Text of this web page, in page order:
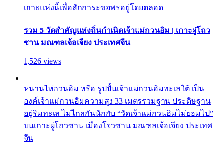
เกาะแห่งนี้เพื่อสักการะขอพรอยู่โดยตลอด
รวม 5 วัดสำคัญแห่งถิ่นกำเนิดเจ้าแม่กวนอิม | เกาะผู่โถว
ซาน มณฑลเจ้อเจียง ประเทศจีน
1,526 views
หนานไห่กวนอิม หรือ รูปปั้นเจ้าแม่กวนอิมทะเลใต้ เป็น
องค์เจ้าแม่กวนอิมความสูง 33 เมตรรวมฐาน ประดิษฐาน
อยู่ริมทะเล ไม่ไกลกันนักกับ “วัดเจ้าแม่กวนอิมไม่ยอมไป”
บนเกาะผู่โถวซาน เมืองโจวซาน มณฑลเจ้อเจียง ประเทศ
จีน